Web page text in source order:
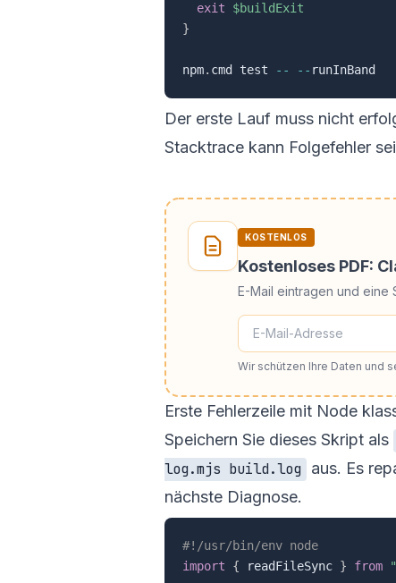
exit
$buildExit
}
npm. cmd test -- --
Der erste Lauf muss nicht
Stacktrace kann Folgefehler
KOSTENLOS
Kostenloses PDF:
E-Mail eintragen und
Wir schützen Ihre Daten und
Erste Fehlerzeile mit Node
Speichern Sie dieses Skript als
log.mjs build.log
aus. Es
nächste Diagnose.
#!/usr/bin/env node
import
{ readFileSync } from